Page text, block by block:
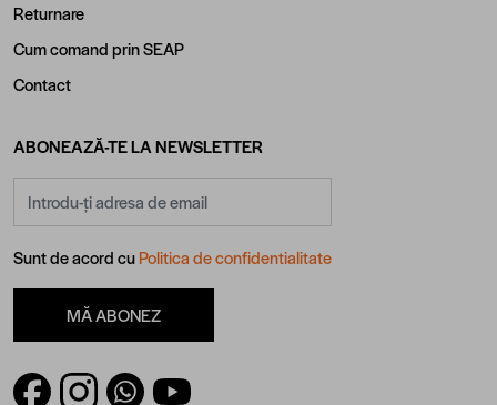
Returnare
Cum comand prin SEAP
Contact
ABONEAZĂ-TE LA NEWSLETTER
Sunt de acord cuPolitica de confidentialitate
MĂ ABONEZ